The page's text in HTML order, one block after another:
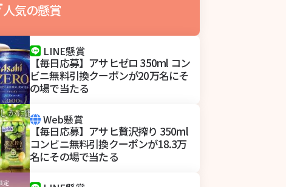
人気の懸賞
LINE懸賞
【毎日応募】アサヒゼロ 350ml コン
ビニ無料引換クーポンが20万名にそ
の場で当たる
Web懸賞
【毎日応募】アサヒ贅沢搾り 350ml
コンビニ無料引換クーポンが18.3万
名にその場で当たる